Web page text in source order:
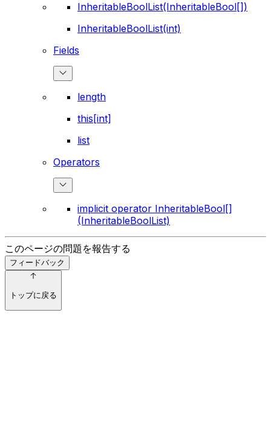
InheritableBoolList(InheritableBool[])
InheritableBoolList(int)
Fields
length
this[int]
list
Operators
implicit operator InheritableBool[]
(InheritableBoolList)
このページの問題を報告する
フィードバック
トップに戻る